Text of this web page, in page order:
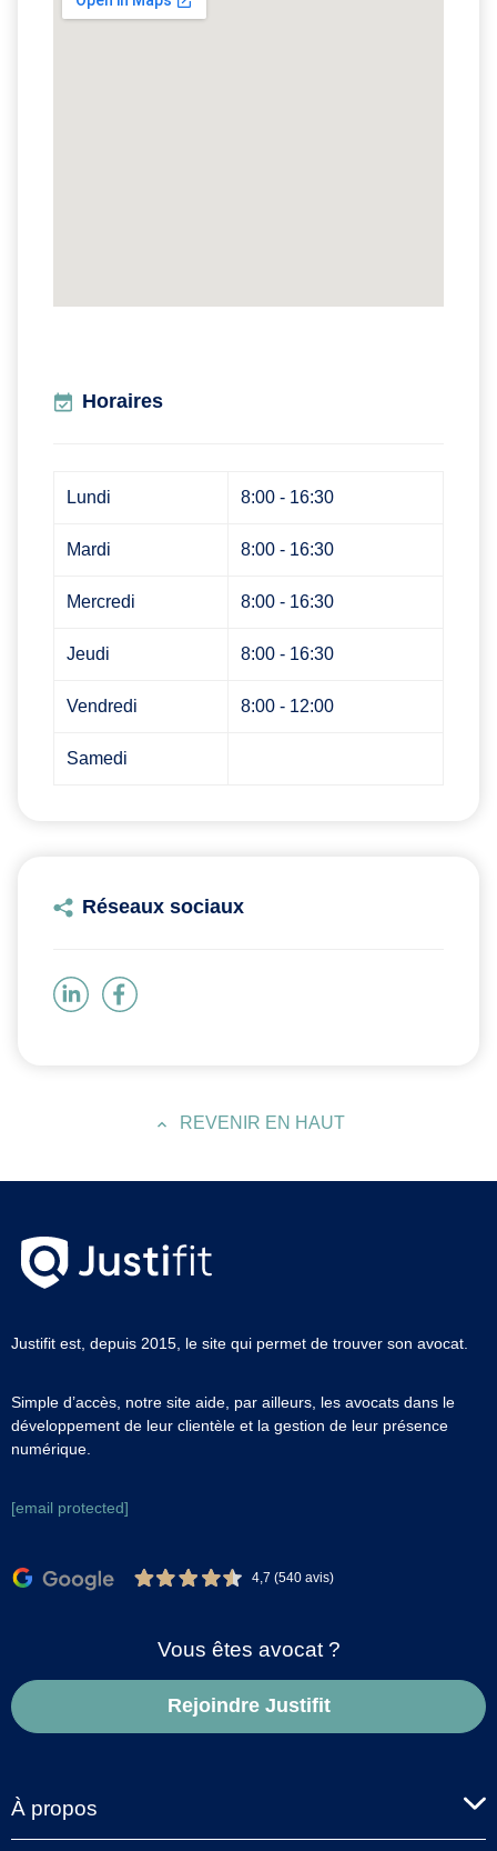
Horaires
Lundi 8:00 - 16:30
Mardi 8:00 - 16:30
Mercredi 8:00 - 16:30
Jeudi 8:00 - 16:30
Vendredi 8:00 - 12:00
Samedi
Réseaux sociaux
REVENIR EN HAUT
Justifit est, depuis 2015, le site qui permet de trouver son avocat.
Simple d’accès, notre site aide, par ailleurs, les avocats dans le
développement de leur clientèle et la gestion de leur présence
numérique.
[email protected]
4,7 (540 avis)
Vous êtes avocat ?
Rejoindre Justifit
À propos